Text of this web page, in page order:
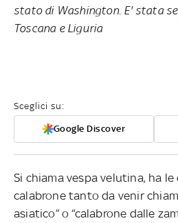
stato di Washington. E' stata
Toscana e Liguria
Sceglici su:
Google Discover
Si chiama vespa velutina, ha
calabrone tanto da venir
asiatico” o “calabrone dalle